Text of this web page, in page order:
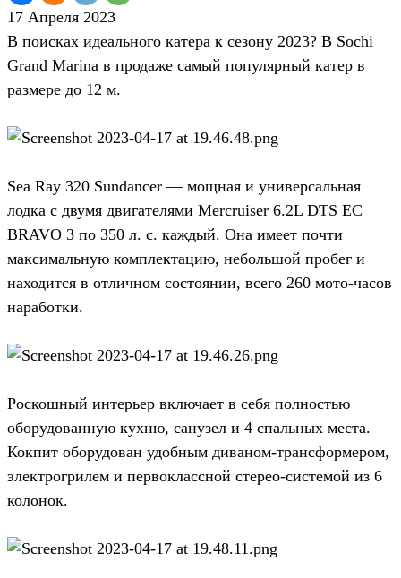
17 Апреля 2023
В поисках идеального катера к сезону 2023? В Sochi
Grand Marina в продаже самый популярный катер в
размере до 12 м.
Sea Ray 320 Sundancer — мощная и универсальная
лодка с двумя двигателями Mercruiser 6.2L DTS EC
BRAVO 3 по 350 л. с. каждый. Она имеет почти
максимальную комплектацию, небольшой пробег и
находится в отличном состоянии, всего 260 мото-часов
наработки.
Роскошный интерьер включает в себя полностью
оборудованную кухню, санузел и 4 спальных места.
Кокпит оборудован удобным диваном-трансформером,
электрогрилем и первоклассной стерео-системой из 6
колонок.